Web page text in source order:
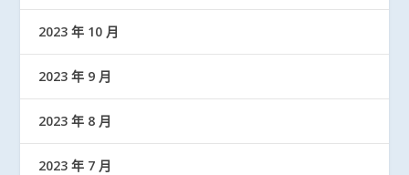
2023 年 10 月
2023 年 9 月
2023 年 8 月
2023 年 7 月